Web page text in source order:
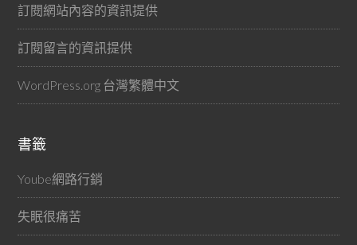
訂閱網站內容的資訊提供
訂閱留言的資訊提供
WordPress.org 台灣繁體中文
書籤
Yoube網路行銷
失眠很痛苦